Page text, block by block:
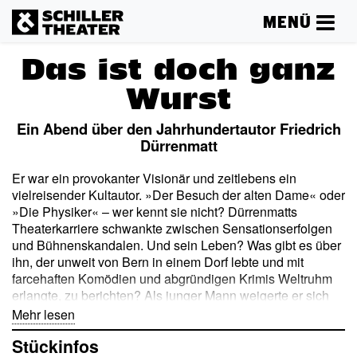
MENÜ
Das ist doch ganz
Wurst
Ein Abend über den Jahrhundertautor Friedrich
Dürrenmatt
Er war ein provokanter Visionär und zeitlebens ein
vielreisender Kultautor. »Der Besuch der alten Dame« oder
»Die Physiker« – wer kennt sie nicht? Dürrenmatts
Theaterkarriere schwankte zwischen Sensationserfolgen
und Bühnenskandalen. Und sein Leben? Was gibt es über
ihn, der unweit von Bern in einem Dorf lebte und mit
farcehaften Komödien und abgründigen Krimis Weltruhm
erlangte, zu berichten? Als junger Mann weigerte er sich
protestantischer Pfarrer zu werden wie sein Vater, lieber
protestierte er: im Regiesitz des Theaters, am Schreibtisch,
als Maler vor der Staffelei. Die Welt sah er als groteskes
Mehr lesen
Stückinfos